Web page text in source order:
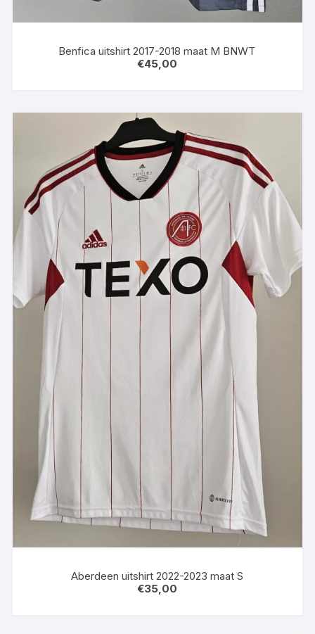
Benfica uitshirt 2017-2018 maat M BNWT
€45,00
Aberdeen uitshirt 2022-2023 maat S
€35,00